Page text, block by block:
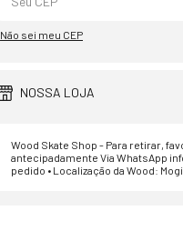
Não sei meu CEP
NOSSA LOJA
Wood Skate Shop - Para retirar,
antecipadamente Via WhatsApp
pedido • Localização da Wood: